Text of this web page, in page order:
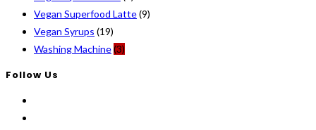
Vegan Superfood Latte(9)
Vegan Syrups (19)
Washing Machine(3)
Follow Us